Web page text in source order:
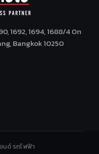
1692, 1694, 1688/4 On
Bangkok 10250
นต์ รถไฟฟ้า